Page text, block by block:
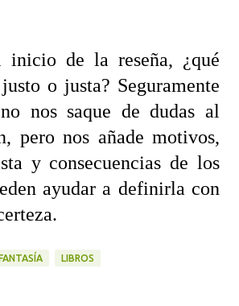
inicio de la reseña, ¿qué
o justa? Seguramente
nos saque de dudas al
pero nos añade motivos,
y consecuencias de los
ayudar a definirla con
LIBROS